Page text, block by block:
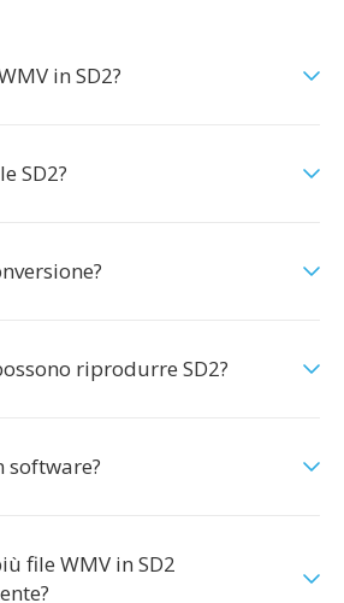
in SD2?
SD2?
riprodurre SD2?
software?
file WMV in SD2